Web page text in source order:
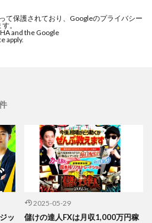
て保護されており、Googleのプライバシー
。
and the Google
apply.
ッ
2025-05-29
儲けの達人FXは月収1,000万円稼